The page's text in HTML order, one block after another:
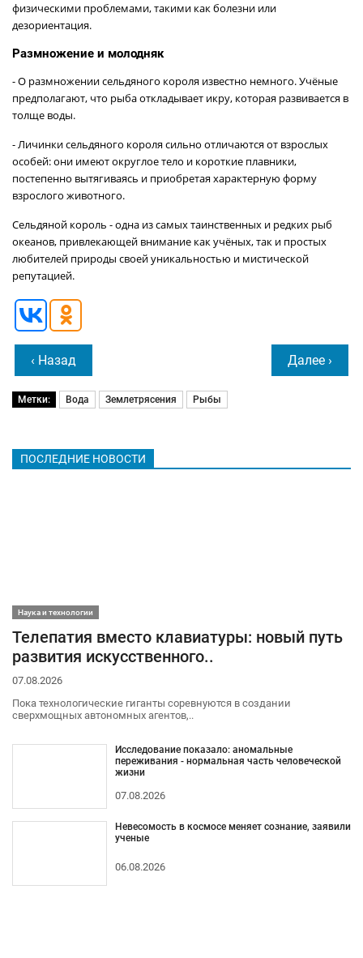
физическими проблемами, такими как болезни или
дезориентация.
Размножение и молодняк
- О размножении сельдяного короля известно немного. Учёные
предполагают, что рыба откладывает икру, которая развивается в
толще воды.
- Личинки сельдяного короля сильно отличаются от взрослых
особей: они имеют округлое тело и короткие плавники,
постепенно вытягиваясь и приобретая характерную форму
взрослого животного.
Сельдяной король - одна из самых таинственных и редких рыб
океанов, привлекающей внимание как учёных, так и простых
любителей природы своей уникальностью и мистической
репутацией.
‹ Назад Далее ›
Метки: Вода Землетрясения Рыбы
ПОСЛЕДНИЕ НОВОСТИ
Наука и технологии
Телепатия вместо клавиатуры: новый путь
развития искусственного..
07.08.2026
Пока технологические гиганты соревнуются в создании
сверхмощных автономных агентов,..
Исследование показало: аномальные
переживания - нормальная часть человеческой
жизни
07.08.2026
Невесомость в космосе меняет сознание, заявили
ученые
06.08.2026